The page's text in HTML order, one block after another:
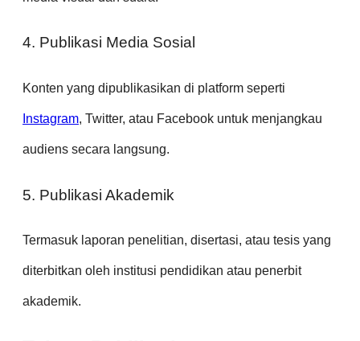
4. Publikasi Media Sosial
Konten yang dipublikasikan di platform seperti
Instagram, Twitter, atau Facebook untuk menjangkau
audiens secara langsung.
5. Publikasi Akademik
Termasuk laporan penelitian, disertasi, atau tesis yang
diterbitkan oleh institusi pendidikan atau penerbit
akademik.